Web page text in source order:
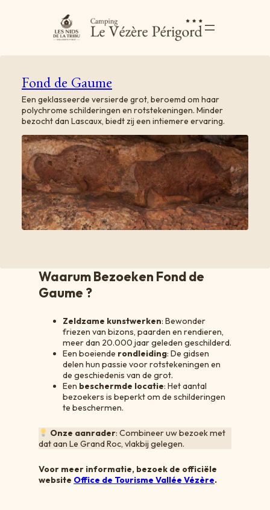
Fond de Gaume
Een geklasseerde versierde grot, beroemd om haar
polychrome schilderingen en rotstekeningen. Minder
bezocht dan Lascaux, biedt zij een intiemere ervaring.
Waarum Bezoeken Fond de
Gaume ?
Zeldzame kunstwerken: Bewonder
friezen van bizons, paarden en rendieren,
meer dan 20.000 jaar geleden geschilderd.
Een boeiende rondleiding: De gidsen
delen hun passie voor rotstekeningen en
de geschiedenis van de grot.
Een beschermde locatie: Het aantal
bezoekers is beperkt om de schilderingen
te beschermen.
Onze aanrader: Combineer uw bezoek met
dat aan Le Grand Roc, vlakbij gelegen.
Voor meer informatie, bezoek de officiële
website Office de Tourisme Vallée Vézère.